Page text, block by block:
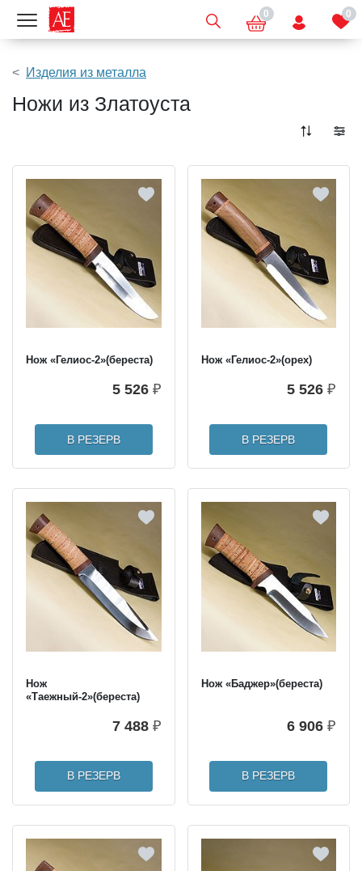
Показать меню 0 0
Изделия из металла
Ножи из Златоуста
Нож «Гелиос-2»(береста)
5 526 ₽
В РЕЗЕРВ
Нож «Гелиос-2»(орех)
5 526 ₽
В РЕЗЕРВ
Нож
«Таежный-2»(береста)
7 488 ₽
В РЕЗЕРВ
Нож «Баджер»(береста)
6 906 ₽
В РЕЗЕРВ